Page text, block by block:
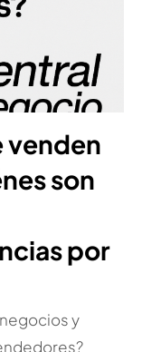
venden
son
por
y